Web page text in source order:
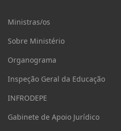
Ministras/os
Sobre Ministério
Organograma
Inspeção Geral da Educação
INFRODEPE
Gabinete de Apoio Jurídico